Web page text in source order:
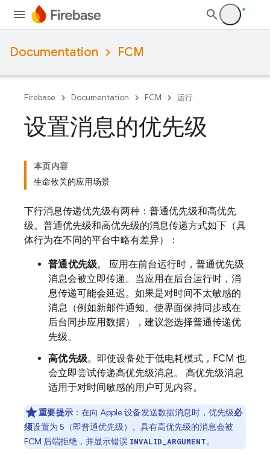
Documentation FCM
Firebase Documentation FCM 运行
设置消息的优先级
本页内容
生命攸关的应用场景
下行消息传递优先级有两种：普通优先级和高优先
级。普通优先级和高优先级的消息传递方式如下（具
体行为在不同的平台中略有差异）：
普通优先级。 应用在前台运行时，普通优先级
消息会被立即传递。当应用在后台运行时，消
息传递可能会延迟。如果是对时间不太敏感的
消息（例如新邮件通知、使界面保持同步或在
后台同步应用数据），建议您选择普通传递优
先级。
高优先级。即使设备处于低电耗模式，FCM 也
会立即尝试传递高优先级消息。 高优先级消息
适用于对时间敏感的用户可见内容。
重要提示 ：在向 Apple 设备发送数据消息时，优先级必
须设置为 5（即普通优先级）。具有高优先级的消息会被
FCM 后端拒绝，并显示错误 INVALID_ARGUMENT。